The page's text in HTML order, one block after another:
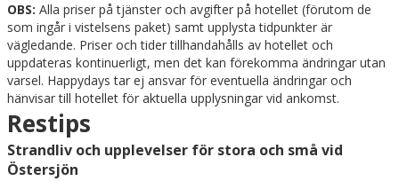
OBS: Alla priser på tjänster och avgifter på hotellet (förutom de
som ingår i vistelsens paket) samt upplysta tidpunkter är
vägledande. Priser och tider tillhandahålls av hotellet och
uppdateras kontinuerligt, men det kan förekomma ändringar utan
varsel. Happydays tar ej ansvar för eventuella ändringar och
hänvisar till hotellet för aktuella upplysningar vid ankomst.
Restips
Strandliv och upplevelser för stora och små vid
Östersjön